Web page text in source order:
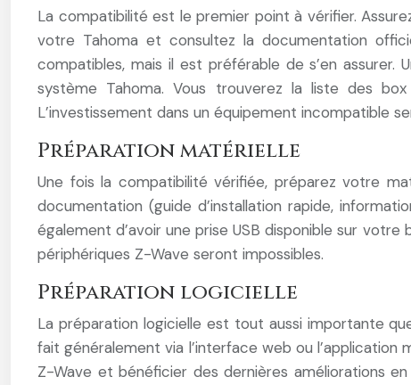
La compatibilité est le premier point à vérifier.
votre Tahoma et consultez la documentation
compatibles, mais il est préférable de s’en
système Tahoma. Vous trouverez la liste des
L’investissement dans un équipement incompatible
Préparation matérielle
Une fois la compatibilité vérifiée, préparez votre
documentation (guide d’installation rapide,
également d’avoir une prise USB disponible sur
périphériques Z-Wave seront impossibles.
Préparation logicielle
La préparation logicielle est tout aussi importante
fait généralement via l’interface web ou
Z-Wave et bénéficier des dernières améliorations